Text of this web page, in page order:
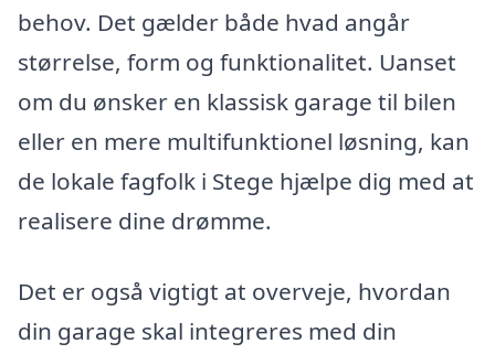
behov. Det gælder både hvad angår
størrelse, form og funktionalitet. Uanset
om du ønsker en klassisk garage til bilen
eller en mere multifunktionel løsning, kan
de lokale fagfolk i Stege hjælpe dig med at
realisere dine drømme.
Det er også vigtigt at overveje, hvordan
din garage skal integreres med din